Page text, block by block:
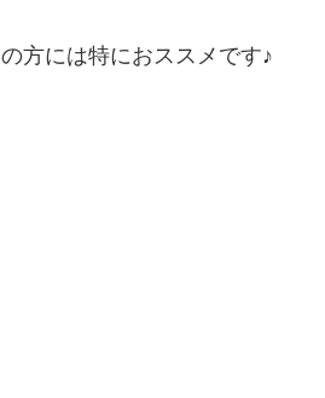
方には特におススメです♪